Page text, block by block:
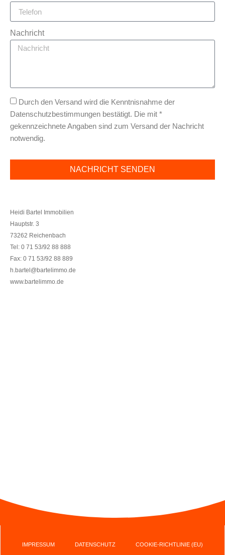
Heidi Bartel Immobilien
Hauptstr. 3
73262 Reichenbach
Tel: 0 71 53/92 88 888
Fax: 0 71 53/92 88 889
h.bartel@bartelimmo.de
www.bartelimmo.de
Nachricht
Durch den Versand wird die Kenntnisnahme der
Datenschutzbestimmungen bestätigt. Die mit *
gekennzeichnete Angaben sind zum Versand der Nachricht
notwendig.
NACHRICHT SENDEN
IMPRESSUM DATENSCHUTZ COOKIE-RICHTLINIE (EU)